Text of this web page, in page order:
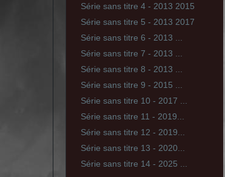
Série sans titre 4 - 2013 2015
Série sans titre 5 - 2013 2017
Série sans titre 6 - 2013 ...
Série sans titre 7 - 2013 ...
Série sans titre 8 - 2013 ...
Série sans titre 9 - 2015 ...
Série sans titre 10 - 2017 ...
Série sans titre 11 - 2019...
Série sans titre 12 - 2019...
Série sans titre 13 - 2020...
Série sans titre 14 - 2025 ...